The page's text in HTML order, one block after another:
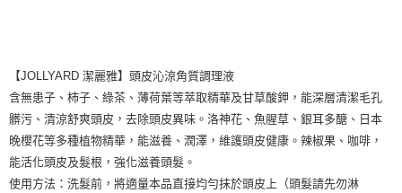
【JOLLYARD 潔麗雅】頭皮沁涼角質調理液
含無患子、柿子、綠茶、薄荷葉等萃取精華及甘草酸鉀，能深層清潔毛孔
髒污、清涼舒爽頭皮，去除頭皮異味。洛神花、魚腥草、銀耳多醣、日本
晚櫻花等多種植物精華，能滋養、潤澤，維護頭皮健康。辣椒果、咖啡，
能活化頭皮及髮根，強化滋養頭髮。
使用方法：洗髮前，將適量本品直接均勻抹於頭皮上（頭髮請先勿淋